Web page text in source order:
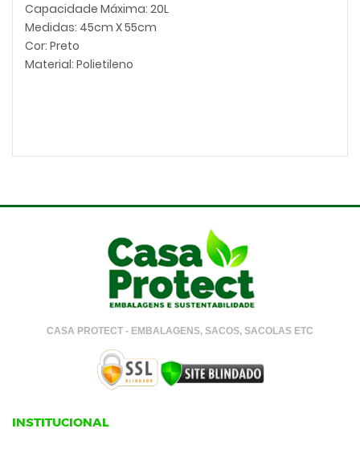
Capacidade Máxima: 20L
Medidas: 45cm X 55cm
Cor: Preto
Material: Polietileno
CASA PROTECT - EMBALAGENS, SACOS, SACOLAS ETC
INSTITUCIONAL